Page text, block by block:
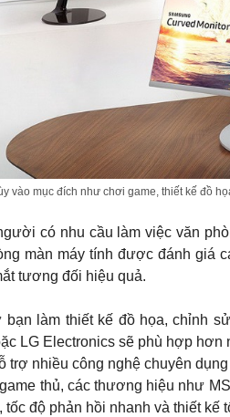
vào mục đích như chơi game, thiết kế đồ
có nhu cầu làm việc văn
màn máy tính được đánh giá
tương đối hiệu quả.
bạn làm thiết kế đồ họa, chỉnh
LG Electronics sẽ phù hợp
trợ nhiều công nghệ chuyên
thủ, các thương hiệu như
tốc độ phản hồi nhanh và thiết kế